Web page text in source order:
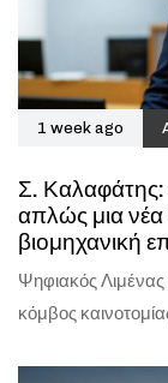
1 week ago
Σ. Καλαφάτης:
απλώς μια νέα
βιομηχανική
Ψηφιακός
κόμβος